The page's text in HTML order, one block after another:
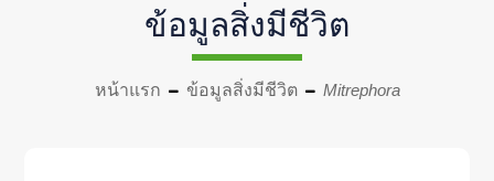
ข้อมูลสิ่งมีชีวิต
หน้าแรก ข้อมูลสิ่งมีชีวิต Mitrephora